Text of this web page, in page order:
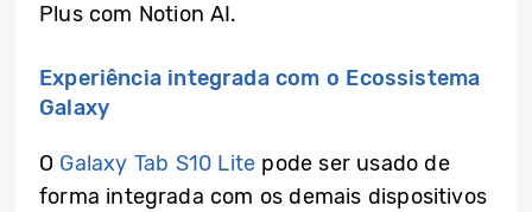
Plus com Notion AI.
Experiência integrada com o Ecossistema
Galaxy
O Galaxy Tab S10 Lite pode ser usado de
forma integrada com os demais dispositivos